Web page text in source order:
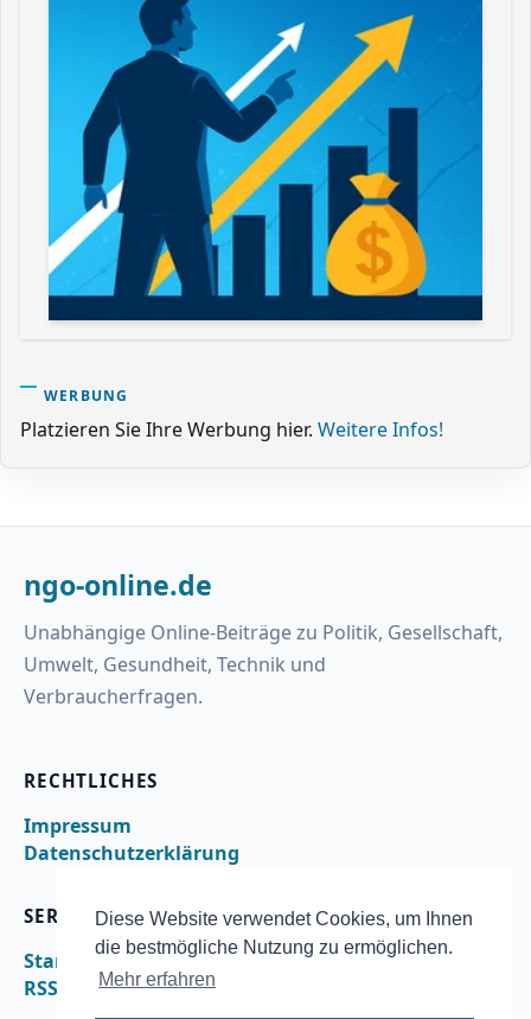
Diese Website verwendet Cookies, um Ihnen
die bestmögliche Nutzung zu ermöglichen.
Mehr erfahren
WERBUNG
Platzieren Sie Ihre Werbung hier. Weitere Infos!
ngo-online.de
Unabhängige Online-Beiträge zu Politik, Gesellschaft,
Umwelt, Gesundheit, Technik und
Verbraucherfragen.
RECHTLICHES
Impressum
Datenschutzerklärung
SERVICE
Startseite
RSS